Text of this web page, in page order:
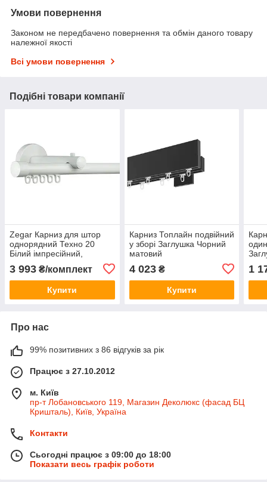
Умови повернення
Законом не передбачено повернення та обмін даного товару
належної якості
Всі умови повернення
Подібні товари компанії
Zegar Карниз для штор
однорядний Техно 20
Білий імпресійний,
3 993 ₴/комплект
Купити
Карниз Топлайн подвійний
у зборі Заглушка Чорний
матовий
4 023₴
Купити
1
Про нас
99% позитивних з 86 відгуків за рік
Працює з 27.10.2012
м. Київ
пр-т Лобановського 119, Магазин Деколюкс (фасад БЦ
Кришталь), Київ, Україна
Контакти
Сьогодні працює з 09:00 до 18:00
Показати весь графік роботи